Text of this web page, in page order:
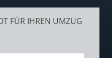
FÜR IHREN UMZUG